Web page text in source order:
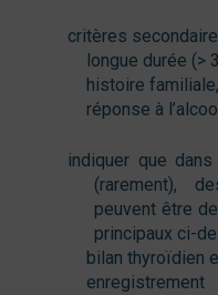
critères
longue durée (>
histoire familiale,
réponse à
indiquer que
(rarement),
peuvent être
principaux ci-
bilan thyroïdien